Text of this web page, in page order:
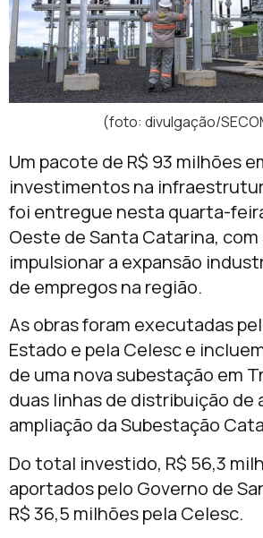
(foto: divulgação/
Um pacote de R$ 93 milhões
investimentos na
foi entregue nesta quarta-
Oeste de Santa Catarina, com
impulsionar a expansão
de empregos na região.
As obras foram executadas
Estado e pela Celesc e
de uma nova subestação em
duas linhas de distribuição de
ampliação da Subestação
Do total investido, R$ 56,3
aportados pelo Governo de
R$ 36,5 milhões pela Celesc.